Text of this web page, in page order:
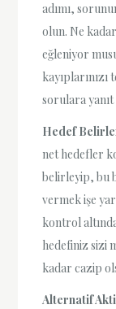
adımı,
olun. Ne
eğleniyor
sorulara
Hedef
net hedefler
belirleyip, bu
vermek işe
kontrol
hedefiniz sizi
kadar cazip
Alternatif